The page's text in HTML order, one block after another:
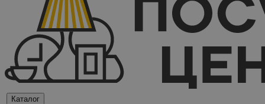
Каталог